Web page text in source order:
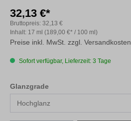
32,13 €*
Inhalt: 17 ml (189,00 €* / 100 ml)
Bruttopreis: 32,13 €
Preise inkl. MwSt. zzgl. Versandkosten
Sofort verfügbar, Lieferzeit: 3 Tage
Glanzgradeauswählen